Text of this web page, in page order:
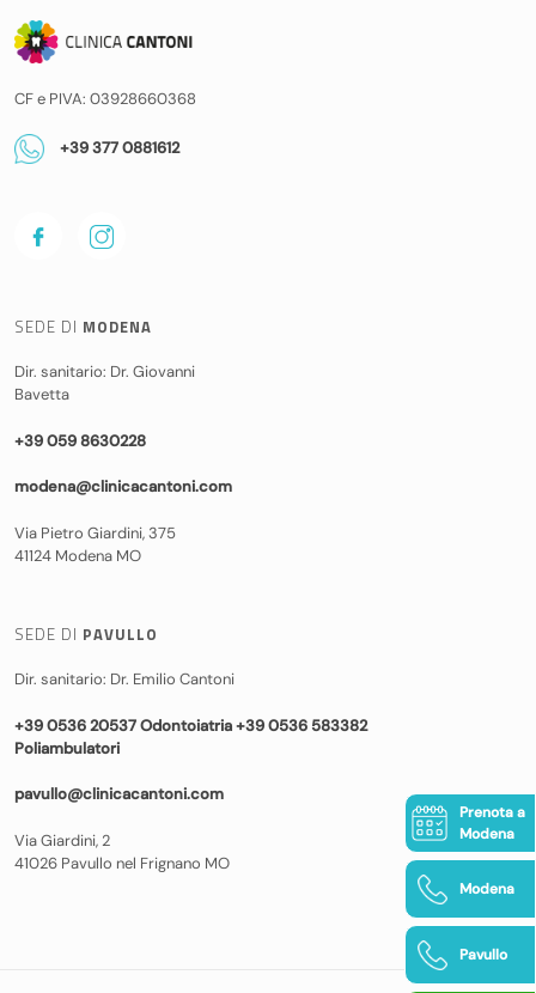
Prenota a
Modena
Modena
Pavullo
CF e PIVA: 03928660368
+39 377 0881612
SEDE DI MODENA
Dir. sanitario: Dr. Giovanni
Bavetta
+39 059 8630228
modena@clinicacantoni.com
Via Pietro Giardini, 375
41124 Modena MO
SEDE DI PAVULLO
Dir. sanitario: Dr. Emilio Cantoni
+39 0536 20537 Odontoiatria +39 0536 583382
Poliambulatori
pavullo@clinicacantoni.com
Via Giardini, 2
41026 Pavullo nel Frignano MO